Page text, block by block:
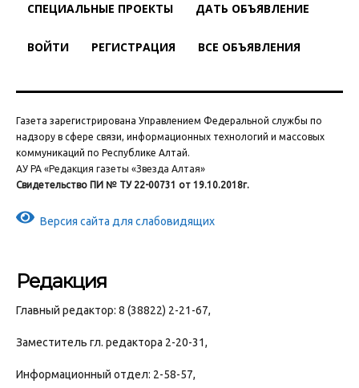
СПЕЦИАЛЬНЫЕ ПРОЕКТЫ ДАТЬ ОБЪЯВЛЕНИЕ
ВОЙТИ РЕГИСТРАЦИЯ ВСЕ ОБЪЯВЛЕНИЯ
Газета зарегистрирована Управлением Федеральной службы по
надзору в сфере связи, информационных технологий и массовых
коммуникаций по Республике Алтай.
АУ РА «Редакция газеты «Звезда Алтая»
Свидетельство ПИ № ТУ 22-00731 от 19.10.2018г.
Версия сайта для слабовидящих
Редакция
Главный редактор: 8 (38822) 2-21-67,
Заместитель гл. редактора 2-20-31,
Информационный отдел: 2-58-57,